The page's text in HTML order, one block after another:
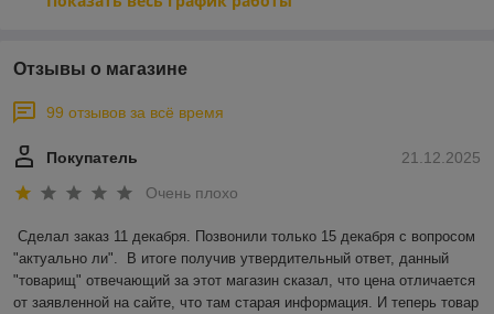
Отзывы о магазине
99 отзывов за всё время
21.12.2025
Покупатель
Очень плохо
Сделал заказ 11 декабря. Позвонили только 15 декабря с вопросом
"актуально ли".  В итоге получив утвердительный ответ, данный
"товарищ" отвечающий за этот магазин сказал, что цена отличается
от заявленной на сайте, что там старая информация. И теперь товар